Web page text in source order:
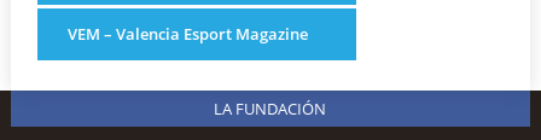
VEM – Valencia Esport Magazine
LA FUNDACIÓN